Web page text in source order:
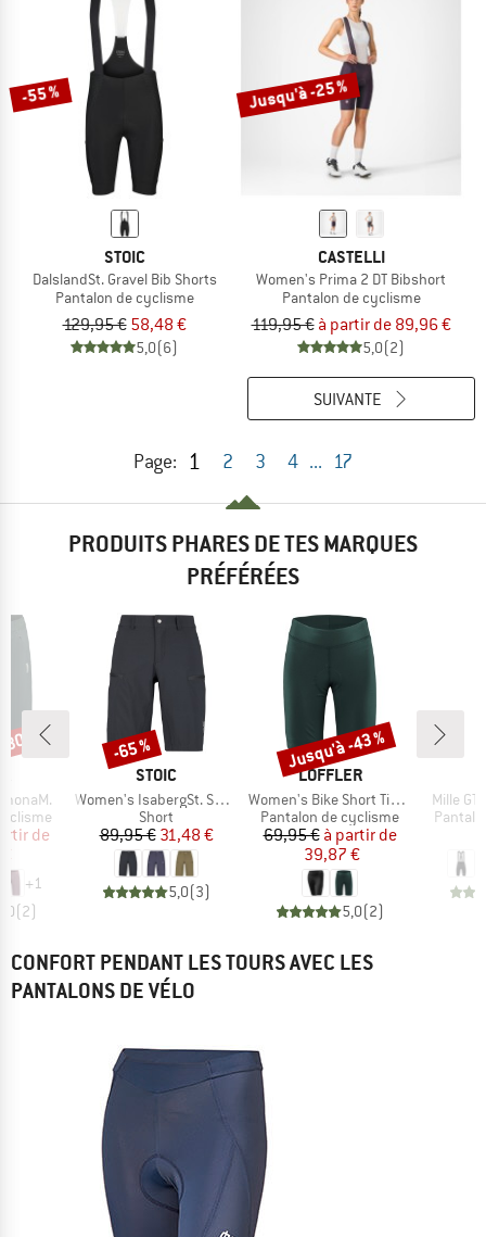
-55 %
STOIC
DalslandSt. Gravel Bib Shorts
Pantalon de cyclisme
129,95 € 58,48 €
5,0(6)
Jusqu'à -25 %
CASTELLI
Women's Prima 2 DT Bibshort
Pantalon de cyclisme
119,95 € à partir de 89,96 €
5,0(2)
Page: 1 2 3 4 ... 17
SUIVANTE
PRODUITS PHARES DE TES MARQUES
PRÉFÉRÉES
réduit
de
+1
(2)
%
MARQUE
STOIC
Article
Women's IsabergSt. Shorts
Product group
Short
Prix
89,95 €Prix réduit
31,48 €
5,0(3)
Remise
-65 %
MARQUE
LÖFFLER
Article
Women's Bike Short Tights Tour
Product group
Pantalon de cyclisme
Prix
69,95 € Prix réduit
à partir de
39,87 €
5,0(2)
Remise
Jusqu'à -43 %
Article
Mille
CONFORT PENDANT LES TOURS AVEC LES
PANTALONS DE VÉLO